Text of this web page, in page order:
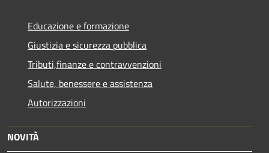
Educazione e formazione
Giustizia e sicurezza pubblica
Tributi,finanze e contravvenzioni
Salute, benessere e assistenza
Autorizzazioni
NOVITÀ